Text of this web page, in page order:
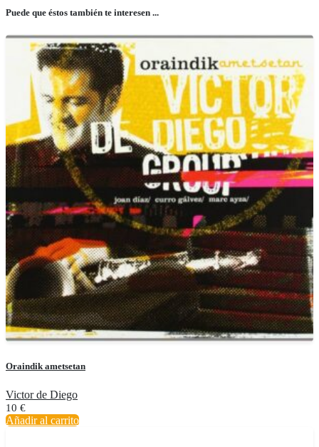
Puede que éstos también te interesen ...
Oraindik ametsetan
Victor de Diego
10 €
Añadir al carrito